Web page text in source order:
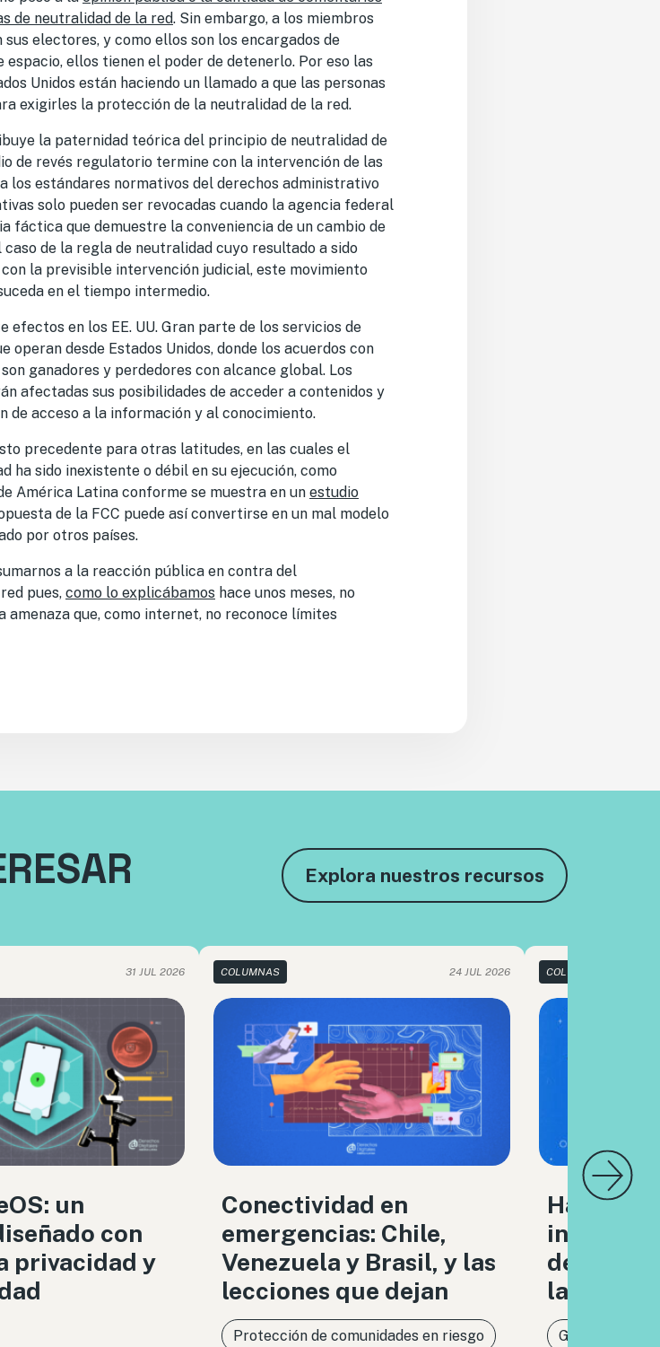
de neutralidad de la red. Sin embargo, a los miembros
electores, y como ellos son los encargados de
ellos tienen el poder de detenerlo. Por eso las
Unidos están haciendo un llamado a que las personas
exigirles la protección de la neutralidad de la red.
la paternidad teórica del principio de neutralidad de
de revés regulatorio termine con la intervención de las
los estándares normativos del derechos administrativo
solo pueden ser revocadas cuando la agencia federal
fáctica que demuestre la conveniencia de un cambio de
de la regla de neutralidad cuyo resultado a sido
la previsible intervención judicial, este movimiento
en el tiempo intermedio.
efectos en los EE. UU. Gran parte de los servicios de
desde Estados Unidos, donde los acuerdos con
ganadores y perdedores con alcance global. Los
afectadas sus posibilidades de acceder a contenidos y
de acceso a la información y al conocimiento.
precedente para otras latitudes, en las cuales el
ha sido inexistente o débil en su ejecución, como
América Latina conforme se muestra en un estudio
de la FCC puede así convertirse en un mal modelo
por otros países.
a la reacción pública en contra del
pues, como lo explicábamos hace unos meses, no
que, como internet, no reconoce límites
Explora nuestros recursos
31 JUL 2026
un
con
privacidad y
COLUMNAS 24 JUL 2026
Conectividad en
emergencias: Chile,
Venezuela y Brasil, y las
lecciones que dejan
Protección de comunidades en riesgo
COLUMNAS
Hacia una
de
la IA
Gobernanza